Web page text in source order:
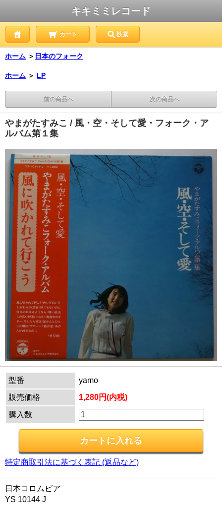
キキミミレコード
カート 検索
ホーム ＞ 日本のフォーク
ホーム ＞ LP
前の商品へ 次の商品へ
やまがたすみこ / 風・空・そして愛・フォーク・ア
ルバム第１集
型番
yamo
販売価格
1,280円(内税)
購入数
特定商取引法に基づく表記 (返品など)
日本コロムビア
YS 10144 J